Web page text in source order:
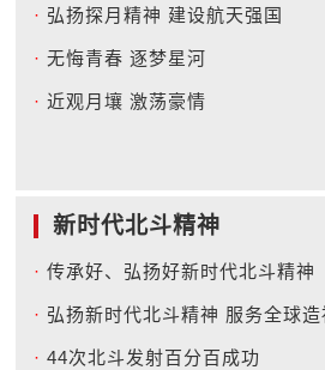
· 弘扬探月精神 建设航天强国
· 无悔青春 逐梦星河
· 近观月壤 激荡豪情
新时代北斗精神
· 传承好、弘扬好新时代北斗精神
· 弘扬新时代北斗精神 服务全球造
· 44次北斗发射百分百成功